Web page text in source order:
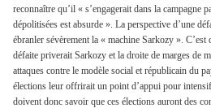
reconnaître qu’il « s’engagerait dans la campagne
dépolitisées est absurde ». La perspective d’une
ébranler sévèrement la « machine Sarkozy ».
défaite priverait Sarkozy et la droite de marges de
attaques contre le modèle social et républicain du
élections leur offrirait un point d’appui pour
doivent donc savoir que ces élections auront des